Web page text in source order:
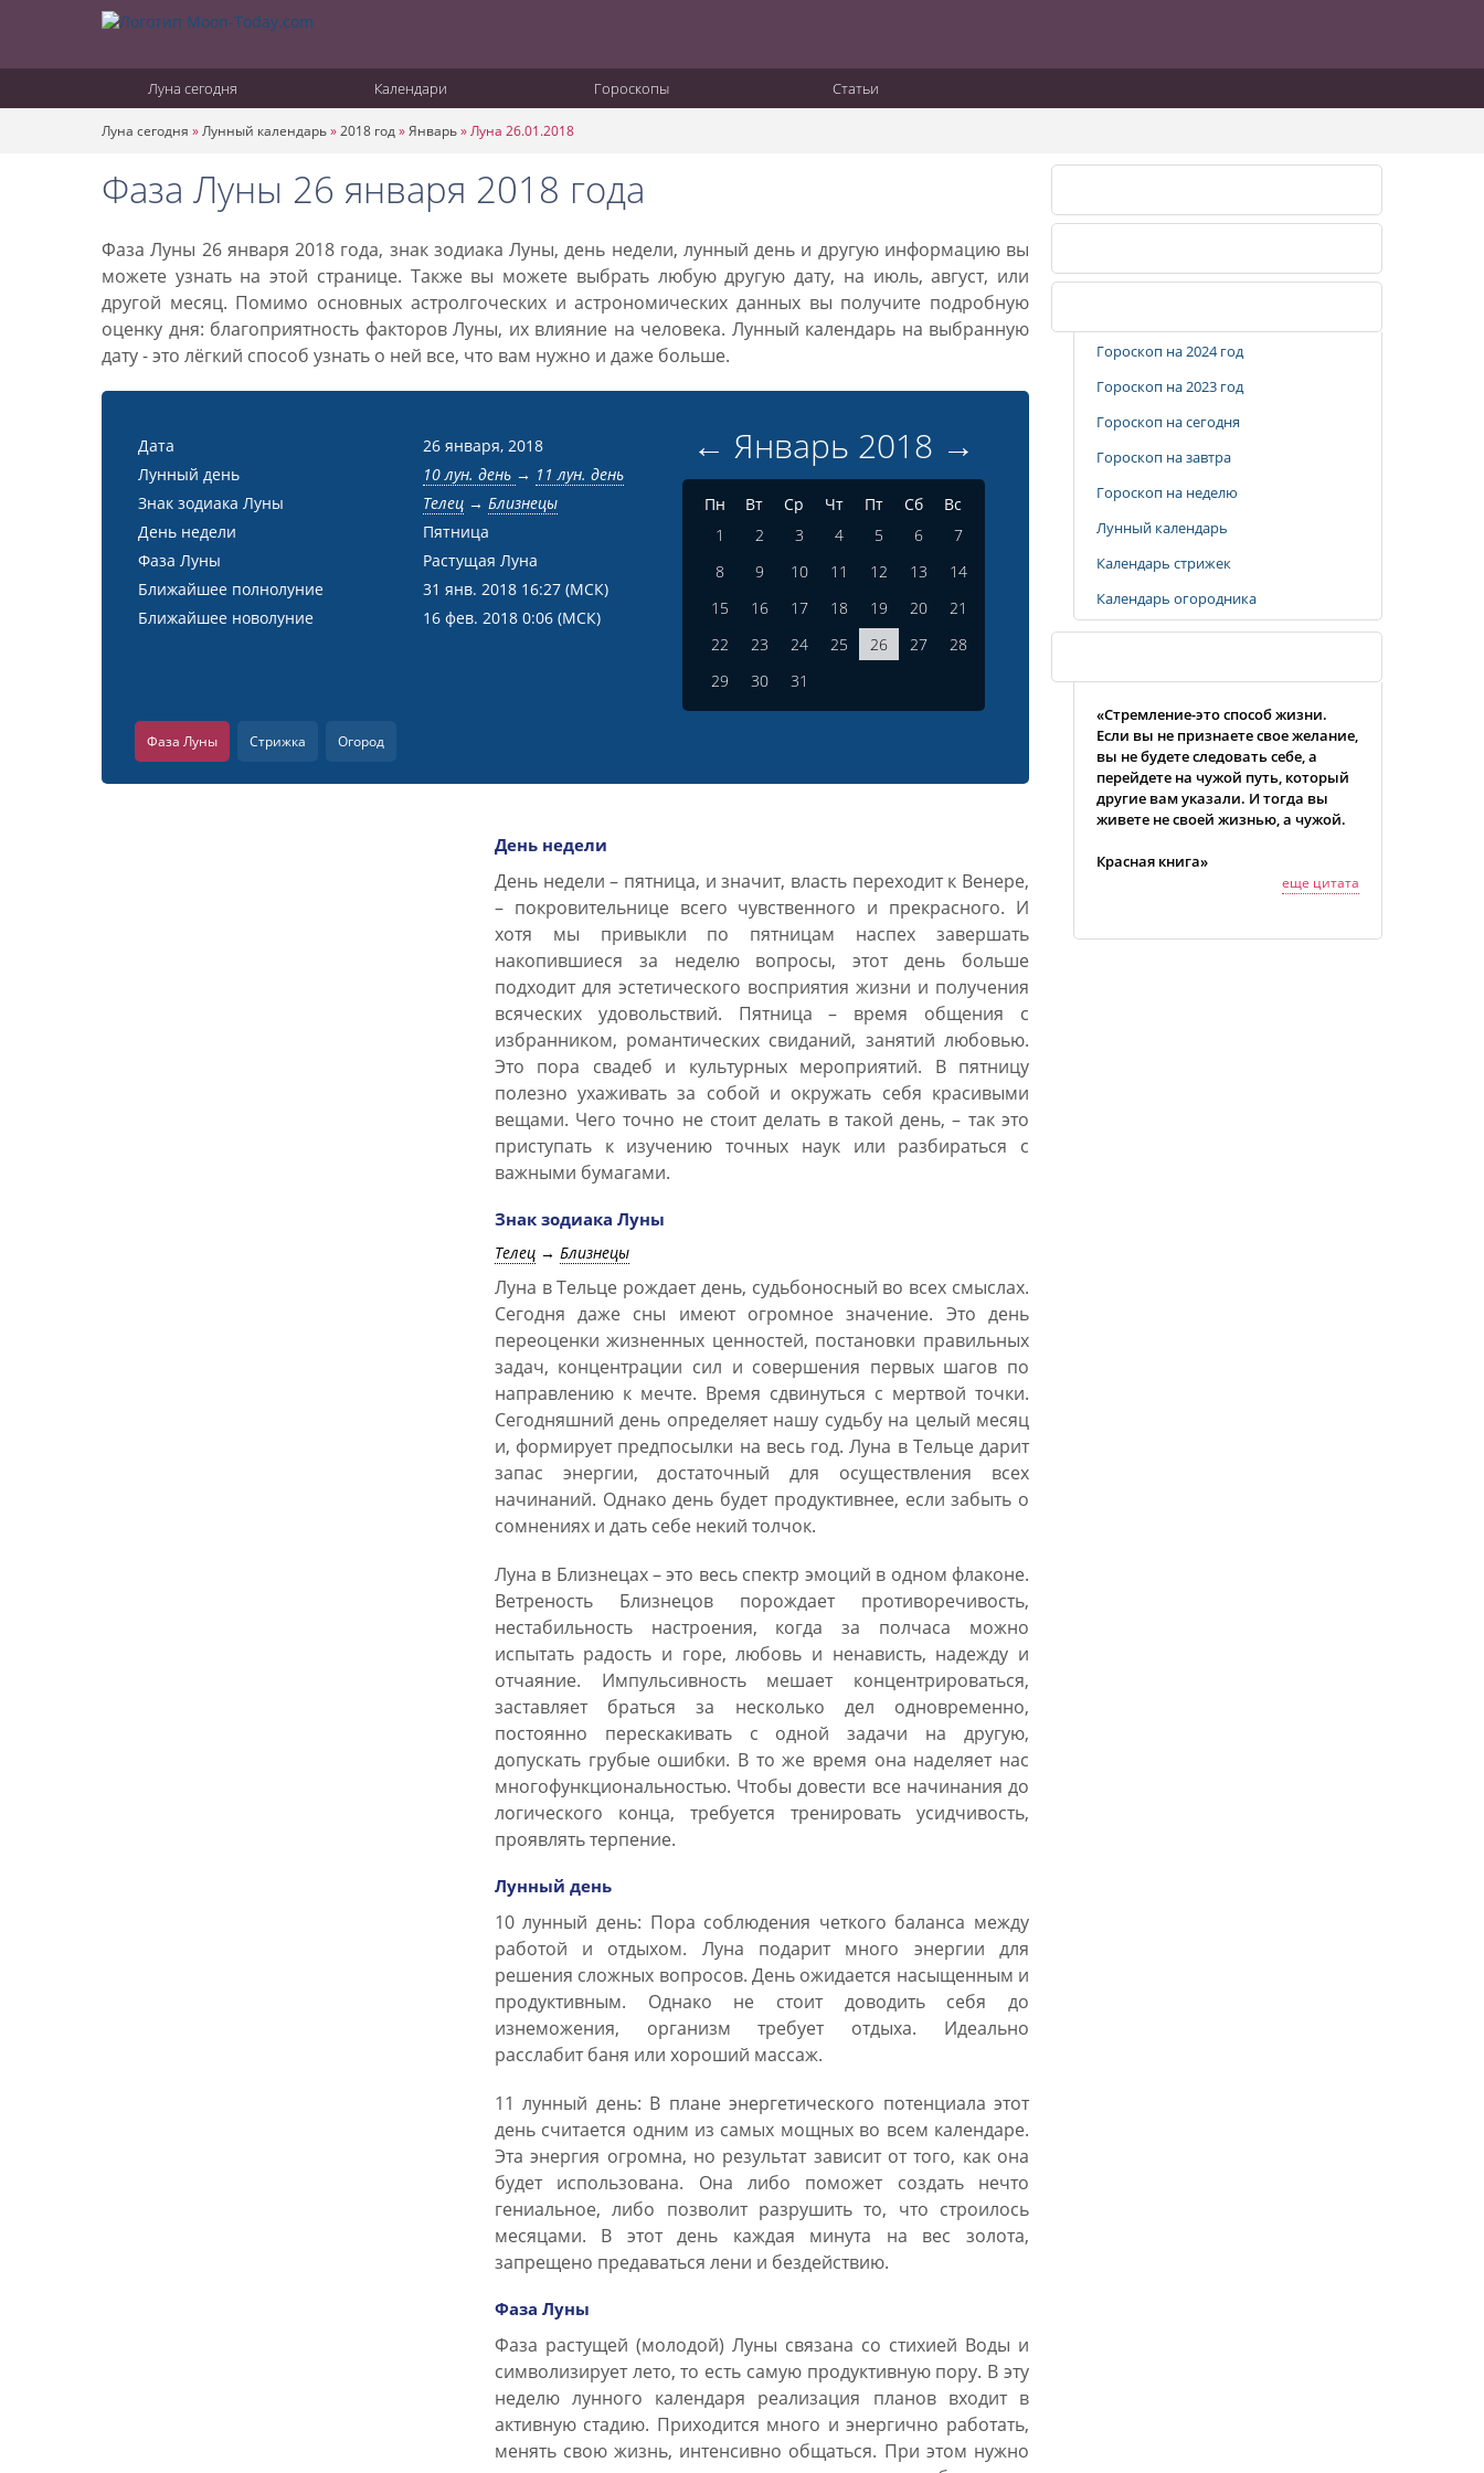
Луна сегодня Календари Гороскопы Статьи
Луна сегодня »Лунный календарь»2018 год»Январь»Луна 26.01.2018
Фаза Луны 26 января 2018 года
Фаза Луны 26 января 2018 года, знак зодиака Луны, день недели, лунный день и другую информацию вы
можете узнать на этой странице. Также вы можете выбрать любую другую дату, на июль, август, или
другой месяц. Помимо основных астролгоческих и астрономических данных вы получите подробную
оценку дня: благоприятность факторов Луны, их влияние на человека. Лунный календарь на выбранную
дату - это лёгкий способ узнать о ней все, что вам нужно и даже больше.
Дата
26 января, 2018
Лунный день
10 лун. день → 11 лун. день
Знак зодиака Луны
Телец→ Близнецы
День недели
Пятница
Фаза Луны
Растущая Луна
Ближайшее полнолуние
31 янв. 2018 16:27 (МСК)
Ближайшее новолуние
16 фев. 2018 0:06 (МСК)
← Январь 2018 →
Пн Вт Ср Чт Пт Сб
Вс
1
2 3 4 5 6
7
8
9 10 11 12 13
14
15
16 17 18 19 20
21
22
23 24 25 26 27
28
29
30 31
Фаза Луны Стрижка Огород
День недели
День недели – пятница, и значит, власть переходит к Венере,
– покровительнице всего чувственного и прекрасного. И
хотя мы привыкли по пятницам наспех завершать
накопившиеся за неделю вопросы, этот день больше
подходит для эстетического восприятия жизни и получения
всяческих удовольствий. Пятница – время общения с
избранником, романтических свиданий, занятий любовью.
Это пора свадеб и культурных мероприятий. В пятницу
полезно ухаживать за собой и окружать себя красивыми
вещами. Чего точно не стоит делать в такой день, – так это
приступать к изучению точных наук или разбираться с
важными бумагами.
Знак зодиака Луны
Телец→ Близнецы
Луна в Тельце рождает день, судьбоносный во всех смыслах.
Сегодня даже сны имеют огромное значение. Это день
переоценки жизненных ценностей, постановки правильных
задач, концентрации сил и совершения первых шагов по
направлению к мечте. Время сдвинуться с мертвой точки.
Сегодняшний день определяет нашу судьбу на целый месяц
и, формирует предпосылки на весь год. Луна в Тельце дарит
запас энергии, достаточный для осуществления всех
начинаний. Однако день будет продуктивнее, если забыть о
сомнениях и дать себе некий толчок.
Луна в Близнецах – это весь спектр эмоций в одном флаконе.
Ветреность Близнецов порождает противоречивость,
нестабильность настроения, когда за полчаса можно
испытать радость и горе, любовь и ненависть, надежду и
отчаяние. Импульсивность мешает концентрироваться,
заставляет браться за несколько дел одновременно,
постоянно перескакивать с одной задачи на другую,
допускать грубые ошибки. В то же время она наделяет нас
многофункциональностью. Чтобы довести все начинания до
логического конца, требуется тренировать усидчивость,
проявлять терпение.
Лунный день
10 лунный день: Пора соблюдения четкого баланса между
работой и отдыхом. Луна подарит много энергии для
решения сложных вопросов. День ожидается насыщенным и
продуктивным. Однако не стоит доводить себя до
изнеможения, организм требует отдыха. Идеально
расслабит баня или хороший массаж.
11 лунный день: В плане энергетического потенциала этот
день считается одним из самых мощных во всем календаре.
Эта энергия огромна, но результат зависит от того, как она
будет использована. Она либо поможет создать нечто
гениальное, либо позволит разрушить то, что строилось
месяцами. В этот день каждая минута на вес золота,
запрещено предаваться лени и бездействию.
Фаза Луны
Фаза растущей (молодой) Луны связана со стихией Воды и
символизирует лето, то есть самую продуктивную пору. В эту
неделю лунного календаря реализация планов входит в
активную стадию. Приходится много и энергично работать,
менять свою жизнь, интенсивно общаться. При этом нужно
Гороскоп на 2024 год
Гороскоп на 2023 год
Гороскоп на сегодня
Гороскоп на завтра
Гороскоп на неделю
Лунный календарь
Календарь стрижек
Календарь огородника
«Стремление-это способ жизни.
Если вы не признаете свое желание,
вы не будете следовать себе, а
перейдете на чужой путь, который
другие вам указали. И тогда вы
живете не своей жизнью, а чужой.
Красная книга»
еще цитата